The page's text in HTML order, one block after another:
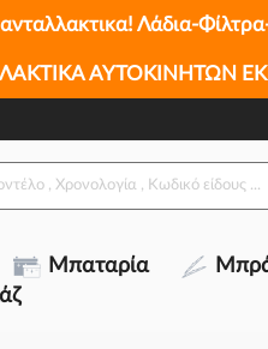
Λάδια-
ΑΥΤΟΚΙΝΗΤΩΝ
Μπαταρία
( JM ) Πίσω